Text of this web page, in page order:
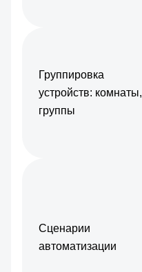
Группировка
устройств: комнаты,
группы
Сценарии
автоматизации